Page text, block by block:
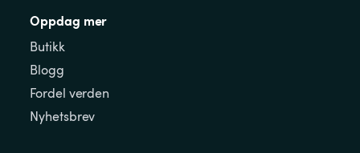
Oppdag mer
Butikk
Blogg
Fordel verden
Nyhetsbrev